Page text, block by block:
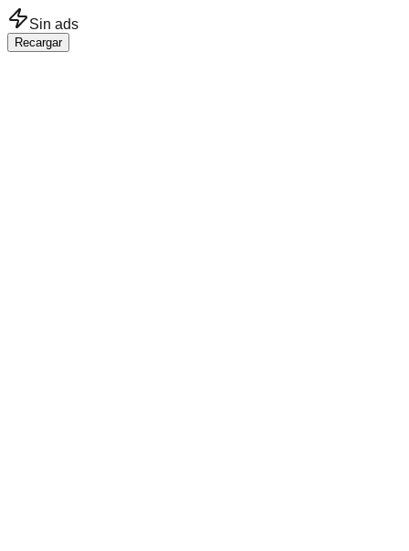
Saltar al contenido principal
Sin ads
Recargar